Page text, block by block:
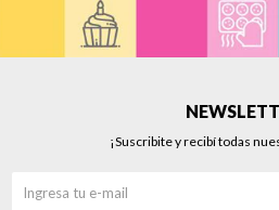
¡Suscribite y recibí todas